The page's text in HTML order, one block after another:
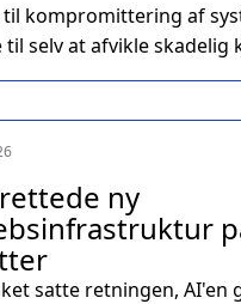
kompromittering af
selv at afvikle skadelig
ny
satte retningen, AI'en